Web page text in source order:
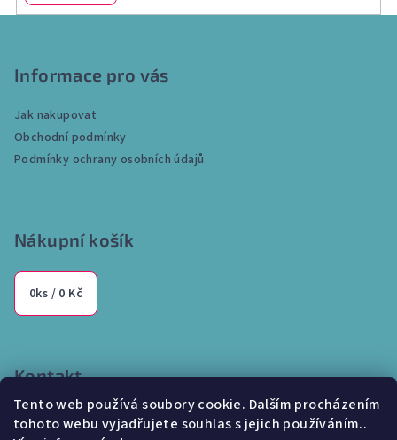
Tento web používá soubory cookie. Dalším procházením
tohoto webu vyjadřujete souhlas s jejich používáním..
Informace pro vás
Jak nakupovat
Obchodní podmínky
Podmínky ochrany osobních údajů
Nákupní košík
0ks / 0 Kč
Kontakt
info @internetparfem.cz
603 100 829